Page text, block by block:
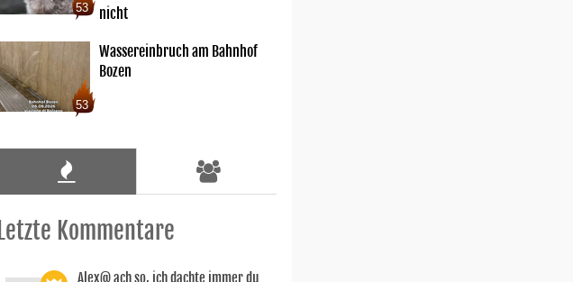
53
nicht
53
Wassereinbruch am Bahnhof
Bozen
Letzte Kommentare
Alex@ ach so, ich dachte immer du